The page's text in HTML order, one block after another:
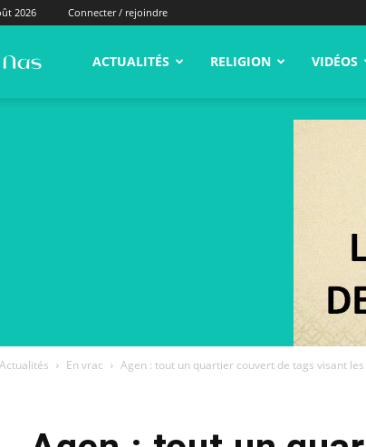
2026 Connecter / rejoindre
alNas.fr ACTUALITÉS RELIGION VIDÉOS
Actualités En vrac Agen : tout un quartier couvert de tags visant les